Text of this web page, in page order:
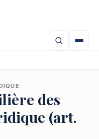
des
(art.